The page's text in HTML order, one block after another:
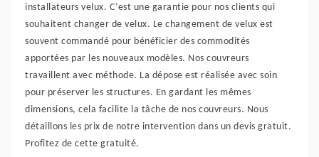
installateurs velux. C’est une garantie pour nos clients qui
souhaitent changer de velux. Le changement de velux est
souvent commandé pour bénéficier des commodités
apportées par les nouveaux modèles. Nos couvreurs
travaillent avec méthode. La dépose est réalisée avec soin
pour préserver les structures. En gardant les mêmes
dimensions, cela facilite la tâche de nos couvreurs. Nous
détaillons les prix de notre intervention dans un devis gratuit.
Profitez de cette gratuité.